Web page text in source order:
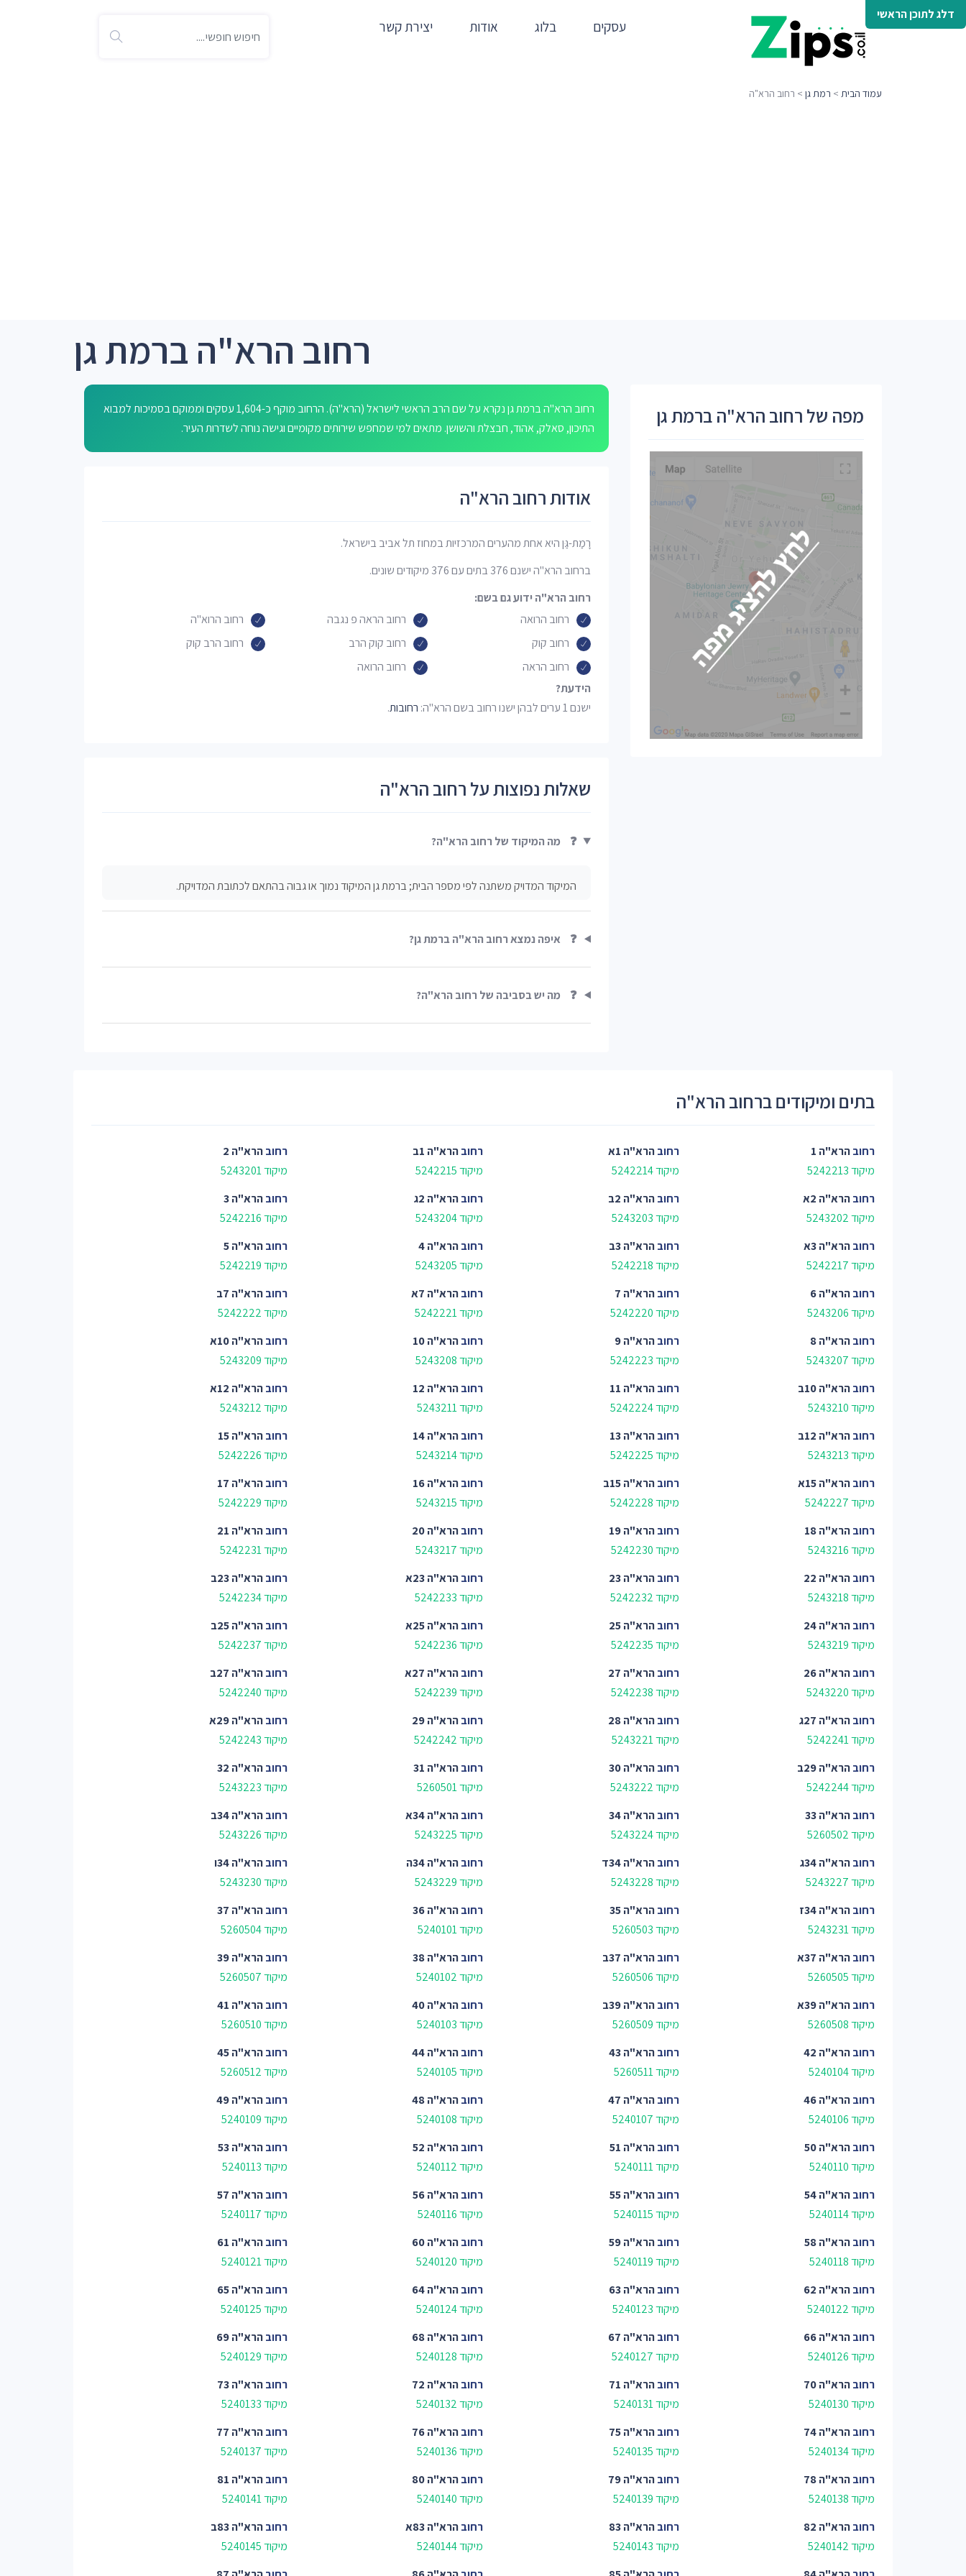
דלג לתוכן הראשי
עסקים בלוג אודות יצירת קשר
עמוד הבית > רמת גן > רחוב הרא"ה
רחוב הרא"ה ברמת גן
רחוב הרא"ה ברמת גן נקרא על שם הרב הראשי לישראל (הרא"ה). הרחוב מוקף כ-1,604 עסקים וממוקם בסמיכות למבוא
התיכון, סאלק, אהוד, חבצלת והשושן. מתאים למי שמחפש שירותים מקומיים וגישה נוחה לשדרות העיר.
אודות רחוב הרא"ה
רָמַת-גַּן היא אחת מהערים המרכזיות במחוז תל אביב בישראל.
ברחוב הרא"ה ישנם 376 בתים עם 376 מיקודים שונים.
רחוב הרא"ה ידוע גם בשם:
רחוב הרואה
רחוב הראה פ נגבה
רחוב הרוא"ה
רחוב קוק
רחוב קוק הרב
רחוב הרב קוק
רחוב הראה
רחוב הרואה
הידעת?
ישנם 1 ערים לבהן ישנו רחוב בשם הרא"ה:
רחובות.
שאלות נפוצות על רחוב הרא"ה
❓ מה המיקוד של רחוב הרא"ה?
המיקוד המדויק משתנה לפי מספר הבית; ברמת גן המיקוד נמוך או גבוה בהתאם לכתובת המדויקת.
❓ איפה נמצא רחוב הרא"ה ברמת גן?
❓ מה יש בסביבה של רחוב הרא"ה?
מפה של רחוב הרא"ה ברמת גן
בתים ומיקודים ברחוב הרא"ה
רחובהרא"ה 1
מיקוד 5242213
רחובהרא"ה 1א
מיקוד 5242214
רחובהרא"ה 1ב
מיקוד 5242215
רחובהרא"ה 2
מיקוד 5243201
רחובהרא"ה 2א
מיקוד 5243202
רחובהרא"ה 2ב
מיקוד 5243203
רחובהרא"ה 2ג
מיקוד 5243204
רחובהרא"ה 3
מיקוד 5242216
רחובהרא"ה 3א
מיקוד 5242217
רחובהרא"ה 3ב
מיקוד 5242218
רחובהרא"ה 4
מיקוד 5243205
רחובהרא"ה 5
מיקוד 5242219
רחובהרא"ה 6
מיקוד 5243206
רחובהרא"ה 7
מיקוד 5242220
רחובהרא"ה 7א
מיקוד 5242221
רחובהרא"ה 7ב
מיקוד 5242222
רחובהרא"ה 8
מיקוד 5243207
רחובהרא"ה 9
מיקוד 5242223
רחובהרא"ה 10
מיקוד 5243208
רחובהרא"ה 10א
מיקוד 5243209
רחובהרא"ה 10ב
מיקוד 5243210
רחובהרא"ה 11
מיקוד 5242224
רחובהרא"ה 12
מיקוד 5243211
רחובהרא"ה 12א
מיקוד 5243212
רחובהרא"ה 12ב
מיקוד 5243213
רחובהרא"ה 13
מיקוד 5242225
רחובהרא"ה 14
מיקוד 5243214
רחובהרא"ה 15
מיקוד 5242226
רחובהרא"ה 15א
מיקוד 5242227
רחובהרא"ה 15ב
מיקוד 5242228
רחובהרא"ה 16
מיקוד 5243215
רחובהרא"ה 17
מיקוד 5242229
רחובהרא"ה 18
מיקוד 5243216
רחובהרא"ה 19
מיקוד 5242230
רחובהרא"ה 20
מיקוד 5243217
רחובהרא"ה 21
מיקוד 5242231
רחובהרא"ה 22
מיקוד 5243218
רחובהרא"ה 23
מיקוד 5242232
רחובהרא"ה 23א
מיקוד 5242233
רחובהרא"ה 23ב
מיקוד 5242234
רחובהרא"ה 24
מיקוד 5243219
רחובהרא"ה 25
מיקוד 5242235
רחובהרא"ה 25א
מיקוד 5242236
רחובהרא"ה 25ב
מיקוד 5242237
רחובהרא"ה 26
מיקוד 5243220
רחובהרא"ה 27
מיקוד 5242238
רחובהרא"ה 27א
מיקוד 5242239
רחובהרא"ה 27ב
מיקוד 5242240
רחובהרא"ה 27ג
מיקוד 5242241
רחובהרא"ה 28
מיקוד 5243221
רחובהרא"ה 29
מיקוד 5242242
רחובהרא"ה 29א
מיקוד 5242243
רחובהרא"ה 29ב
מיקוד 5242244
רחובהרא"ה 30
מיקוד 5243222
רחובהרא"ה 31
מיקוד 5260501
רחובהרא"ה 32
מיקוד 5243223
רחובהרא"ה 33
מיקוד 5260502
רחובהרא"ה 34
מיקוד 5243224
רחובהרא"ה 34א
מיקוד 5243225
רחובהרא"ה 34ב
מיקוד 5243226
רחובהרא"ה 34ג
מיקוד 5243227
רחובהרא"ה 34ד
מיקוד 5243228
רחובהרא"ה 34ה
מיקוד 5243229
רחובהרא"ה 34ו
מיקוד 5243230
רחובהרא"ה 34ז
מיקוד 5243231
רחובהרא"ה 35
מיקוד 5260503
רחובהרא"ה 36
מיקוד 5240101
רחובהרא"ה 37
מיקוד 5260504
רחובהרא"ה 37א
מיקוד 5260505
רחובהרא"ה 37ב
מיקוד 5260506
רחובהרא"ה 38
מיקוד 5240102
רחובהרא"ה 39
מיקוד 5260507
רחובהרא"ה 39א
מיקוד 5260508
רחובהרא"ה 39ב
מיקוד 5260509
רחובהרא"ה 40
מיקוד 5240103
רחובהרא"ה 41
מיקוד 5260510
רחובהרא"ה 42
מיקוד 5240104
רחובהרא"ה 43
מיקוד 5260511
רחובהרא"ה 44
מיקוד 5240105
רחובהרא"ה 45
מיקוד 5260512
רחובהרא"ה 46
מיקוד 5240106
רחובהרא"ה 47
מיקוד 5240107
רחובהרא"ה 48
מיקוד 5240108
רחובהרא"ה 49
מיקוד 5240109
רחובהרא"ה 50
מיקוד 5240110
רחובהרא"ה 51
מיקוד 5240111
רחובהרא"ה 52
מיקוד 5240112
רחובהרא"ה 53
מיקוד 5240113
רחובהרא"ה 54
מיקוד 5240114
רחובהרא"ה 55
מיקוד 5240115
רחובהרא"ה 56
מיקוד 5240116
רחובהרא"ה 57
מיקוד 5240117
רחובהרא"ה 58
מיקוד 5240118
רחובהרא"ה 59
מיקוד 5240119
רחובהרא"ה 60
מיקוד 5240120
רחובהרא"ה 61
מיקוד 5240121
רחובהרא"ה 62
מיקוד 5240122
רחובהרא"ה 63
מיקוד 5240123
רחובהרא"ה 64
מיקוד 5240124
רחובהרא"ה 65
מיקוד 5240125
רחובהרא"ה 66
מיקוד 5240126
רחובהרא"ה 67
מיקוד 5240127
רחובהרא"ה 68
מיקוד 5240128
רחובהרא"ה 69
מיקוד 5240129
רחובהרא"ה 70
מיקוד 5240130
רחובהרא"ה 71
מיקוד 5240131
רחובהרא"ה 72
מיקוד 5240132
רחובהרא"ה 73
מיקוד 5240133
רחובהרא"ה 74
מיקוד 5240134
רחובהרא"ה 75
מיקוד 5240135
רחובהרא"ה 76
מיקוד 5240136
רחובהרא"ה 77
מיקוד 5240137
רחובהרא"ה 78
מיקוד 5240138
רחובהרא"ה 79
מיקוד 5240139
רחובהרא"ה 80
מיקוד 5240140
רחובהרא"ה 81
מיקוד 5240141
רחובהרא"ה 82
מיקוד 5240142
רחובהרא"ה 83
מיקוד 5240143
רחובהרא"ה 83א
מיקוד 5240144
רחובהרא"ה 83ב
מיקוד 5240145